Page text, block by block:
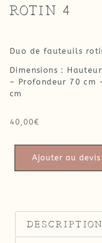
ROTIN 4
Duo de fauteuils
Dimensions :
– Profondeur 70 cm
cm
40,00€
Ajouter au devis
DESCRIPTION